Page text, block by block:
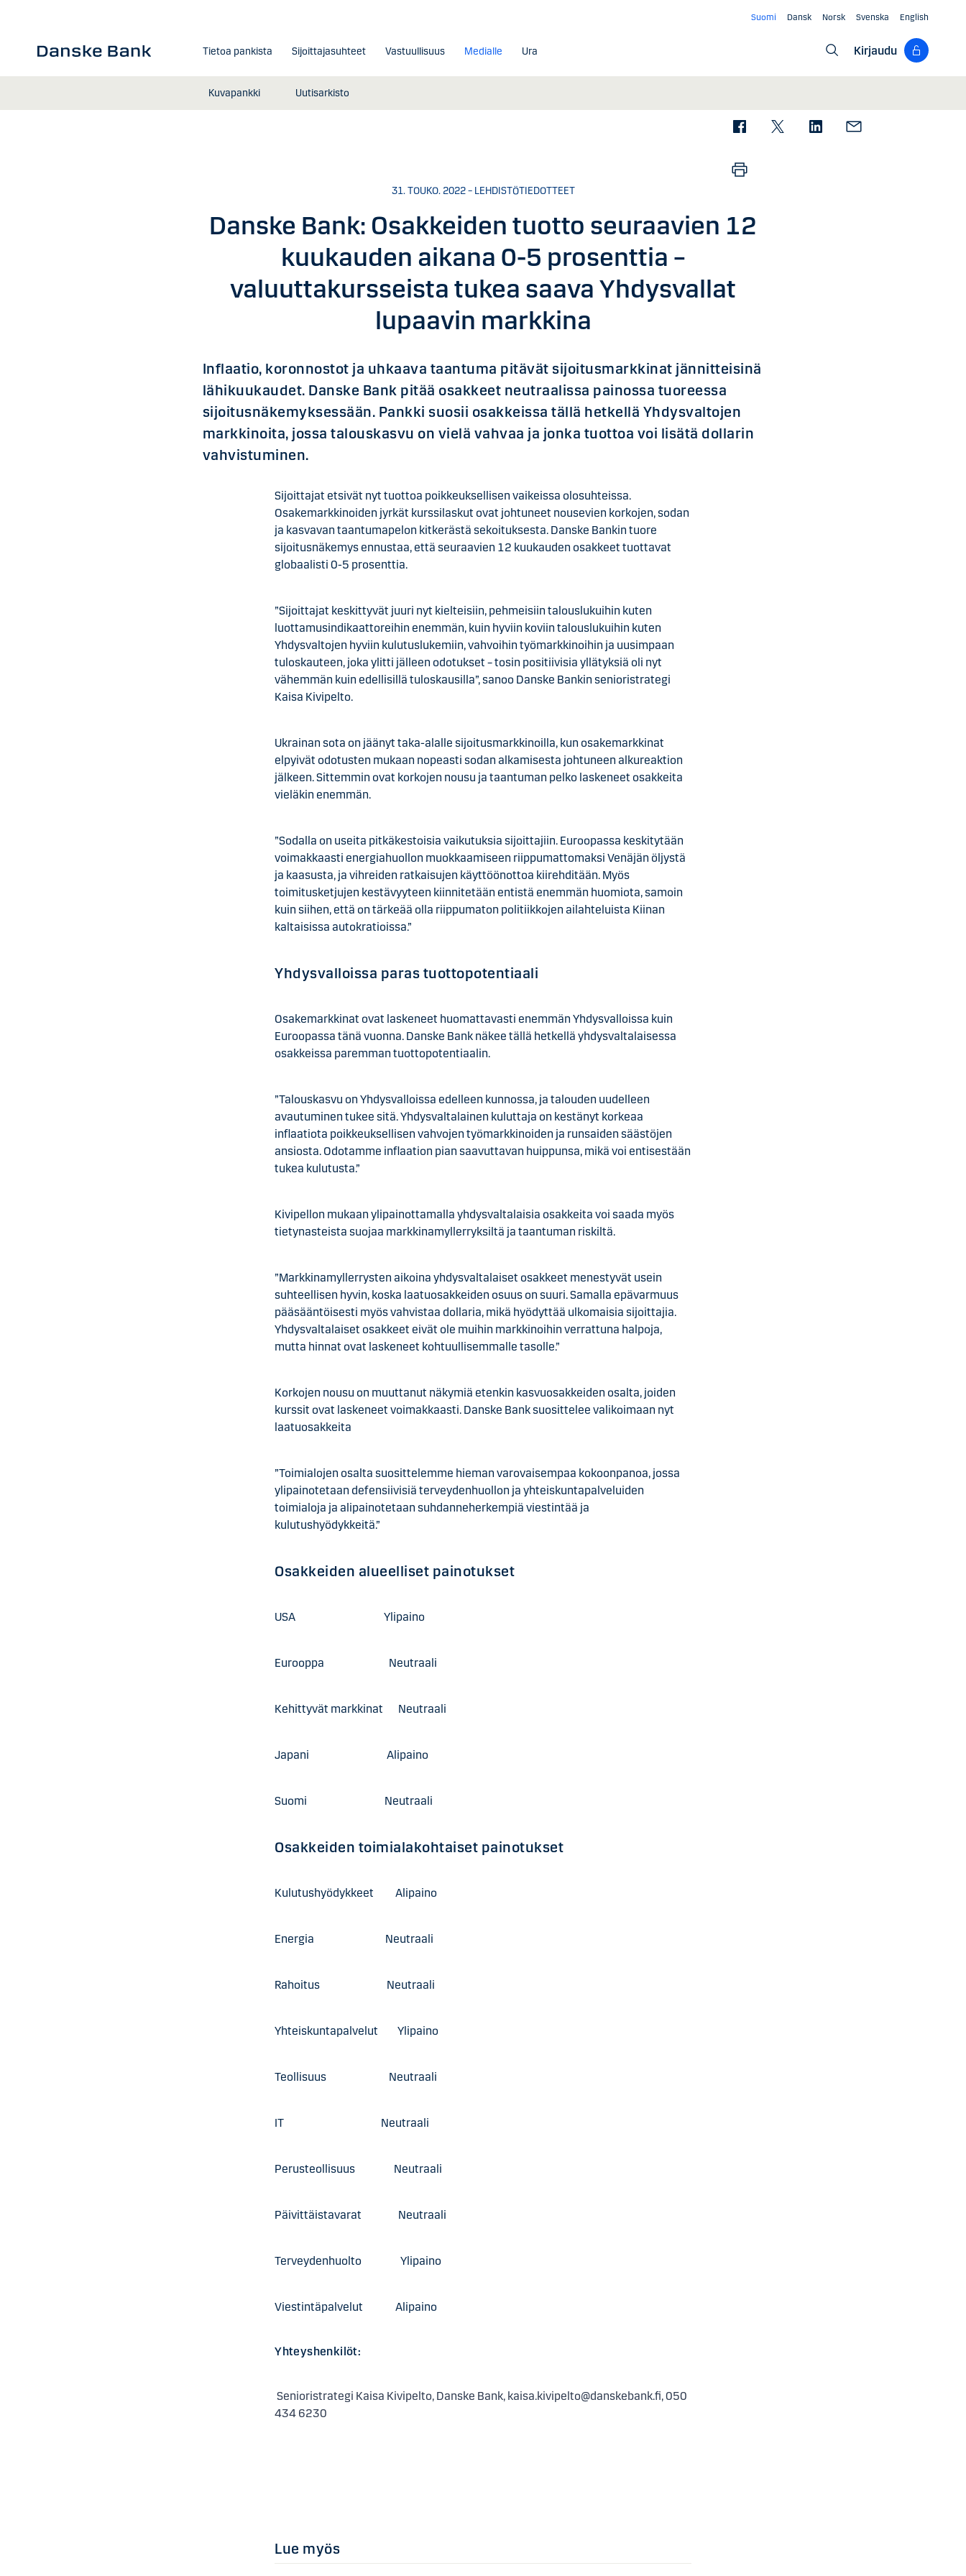
Suomi Dansk Norsk Svenska English
Tietoa pankista Sijoittajasuhteet Vastuullisuus Medialle
Kuvapankki Uutisarkisto
Ura Kirjaudu
31. TOUKO. 2022 – LEHDISTÖTIEDOTTEET
Danske Bank: Osakkeiden tuotto seuraavien 12
kuukauden aikana 0-5 prosenttia –
valuuttakursseista tukea saava Yhdysvallat
lupaavin markkina
Inflaatio, koronnostot ja uhkaava taantuma pitävät sijoitusmarkkinat jännitteisinä
lähikuukaudet. Danske Bank pitää osakkeet neutraalissa painossa tuoreessa
sijoitusnäkemyksessään. Pankki suosii osakkeissa tällä hetkellä Yhdysvaltojen
markkinoita, jossa talouskasvu on vielä vahvaa ja jonka tuottoa voi lisätä dollarin
vahvistuminen.
Sijoittajat etsivät nyt tuottoa poikkeuksellisen vaikeissa olosuhteissa.
Osakemarkkinoiden jyrkät kurssilaskut ovat johtuneet nousevien korkojen, sodan
ja kasvavan taantumapelon kitkerästä sekoituksesta. Danske Bankin tuore
sijoitusnäkemys ennustaa, että seuraavien 12 kuukauden osakkeet tuottavat
globaalisti 0-5 prosenttia.
”Sijoittajat keskittyvät juuri nyt kielteisiin, pehmeisiin talouslukuihin kuten
luottamusindikaattoreihin enemmän, kuin hyviin koviin talouslukuihin kuten
Yhdysvaltojen hyviin kulutuslukemiin, vahvoihin työmarkkinoihin ja uusimpaan
tuloskauteen, joka ylitti jälleen odotukset – tosin positiivisia yllätyksiä oli nyt
vähemmän kuin edellisillä tuloskausilla”, sanoo Danske Bankin senioristrategi
Kaisa Kivipelto.
Ukrainan sota on jäänyt taka-alalle sijoitusmarkkinoilla, kun osakemarkkinat
elpyivät odotusten mukaan nopeasti sodan alkamisesta johtuneen alkureaktion
jälkeen. Sittemmin ovat korkojen nousu ja taantuman pelko laskeneet osakkeita
vieläkin enemmän.
”Sodalla on useita pitkäkestoisia vaikutuksia sijoittajiin. Euroopassa keskitytään
voimakkaasti energiahuollon muokkaamiseen riippumattomaksi Venäjän öljystä
ja kaasusta, ja vihreiden ratkaisujen käyttöönottoa kiirehditään. Myös
toimitusketjujen kestävyyteen kiinnitetään entistä enemmän huomiota, samoin
kuin siihen, että on tärkeää olla riippumaton politiikkojen ailahteluista Kiinan
kaltaisissa autokratioissa.”
Yhdysvalloissa paras tuottopotentiaali
Osakemarkkinat ovat laskeneet huomattavasti enemmän Yhdysvalloissa kuin
Euroopassa tänä vuonna. Danske Bank näkee tällä hetkellä yhdysvaltalaisessa
osakkeissa paremman tuottopotentiaalin.
”Talouskasvu on Yhdysvalloissa edelleen kunnossa, ja talouden uudelleen
avautuminen tukee sitä. Yhdysvaltalainen kuluttaja on kestänyt korkeaa
inflaatiota poikkeuksellisen vahvojen työmarkkinoiden ja runsaiden säästöjen
ansiosta. Odotamme inflaation pian saavuttavan huippunsa, mikä voi entisestään
tukea kulutusta.”
Kivipellon mukaan ylipainottamalla yhdysvaltalaisia osakkeita voi saada myös
tietynasteista suojaa markkinamyllerryksiltä ja taantuman riskiltä.
”Markkinamyllerrysten aikoina yhdysvaltalaiset osakkeet menestyvät usein
suhteellisen hyvin, koska laatuosakkeiden osuus on suuri. Samalla epävarmuus
pääsääntöisesti myös vahvistaa dollaria, mikä hyödyttää ulkomaisia sijoittajia.
Yhdysvaltalaiset osakkeet eivät ole muihin markkinoihin verrattuna halpoja,
mutta hinnat ovat laskeneet kohtuullisemmalle tasolle.”
Korkojen nousu on muuttanut näkymiä etenkin kasvuosakkeiden osalta, joiden
kurssit ovat laskeneet voimakkaasti. Danske Bank suosittelee valikoimaan nyt
laatuosakkeita
”Toimialojen osalta suosittelemme hieman varovaisempaa kokoonpanoa, jossa
ylipainotetaan defensiivisiä terveydenhuollon ja yhteiskuntapalveluiden
toimialoja ja alipainotetaan suhdanneherkempiä viestintää ja
kulutushyödykkeitä.”
Osakkeiden alueelliset painotukset
USA Ylipaino
Eurooppa Neutraali
Kehittyvät markkinat Neutraali
Japani Alipaino
Suomi Neutraali
Osakkeiden toimialakohtaiset painotukset
Kulutushyödykkeet Alipaino
Energia Neutraali
Rahoitus Neutraali
Yhteiskuntapalvelut Ylipaino
Teollisuus Neutraali
IT Neutraali
Perusteollisuus Neutraali
Päivittäistavarat Neutraali
Terveydenhuolto Ylipaino
Viestintäpalvelut Alipaino
Yhteyshenkilöt:
Senioristrategi Kaisa Kivipelto, Danske Bank, kaisa.kivipelto@danskebank.fi, 050
434 6230
Lue myös